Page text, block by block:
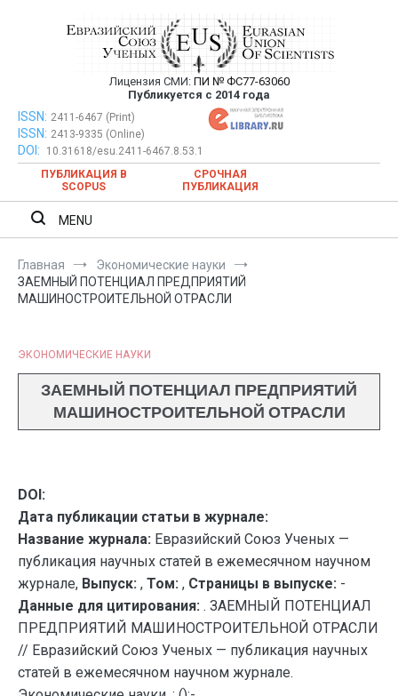
Евразийский Союз Ученых —
публикация научных статей в
ежемесячном научном журнале
Лицензия СМИ: ПИ № ФС77-63060
Публикуется с 2014 года
Евразийский Союз Ученых — публикация научных статей в
ежемесячном научном журнале
ISSN: 2411-6467 (Print)
ISSN: 2413-9335 (Online)
DOI:
10.31618/esu.2411-6467.8.53.1
ПУБЛИКАЦИЯ В
SCOPUS
СРОЧНАЯ
ПУБЛИКАЦИЯ
MENU
Главная
Экономические науки
ЗАЕМНЫЙ ПОТЕНЦИАЛ ПРЕДПРИЯТИЙ
МАШИНОСТРОИТЕЛЬНОЙ ОТРАСЛИ
ЭКОНОМИЧЕСКИЕ НАУКИ
ЗАЕМНЫЙ ПОТЕНЦИАЛ ПРЕДПРИЯТИЙ
МАШИНОСТРОИТЕЛЬНОЙ ОТРАСЛИ
DOI:
Дата публикации статьи в журнале:
Название журнала: Евразийский Союз Ученых —
публикация научных статей в ежемесячном научном
журнале, Выпуск: , Том: , Страницы в выпуске: -
Данные для цитирования: . ЗАЕМНЫЙ ПОТЕНЦИАЛ
ПРЕДПРИЯТИЙ МАШИНОСТРОИТЕЛЬНОЙ ОТРАСЛИ
// Евразийский Союз Ученых — публикация научных
статей в ежемесячном научном журнале.